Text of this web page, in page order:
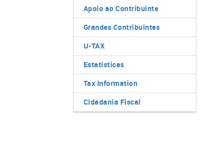
Apoio ao Contribuinte
Grandes Contribuintes
U-TAX
Estatísticas
Tax Information
Cidadania Fiscal